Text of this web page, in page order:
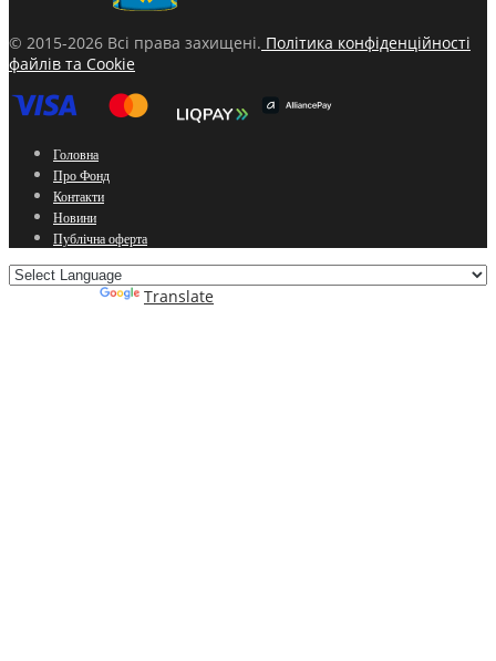
© 2015-2026 Всі права захищені. Політика конфіденційності
файлів та Cookie
Головна
Про Фонд
Контакти
Новини
Публічна оферта
Translate